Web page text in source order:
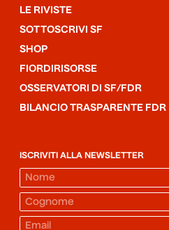
LE RIVISTE
SOTTOSCRIVI SF
SHOP
FIORDIRISORSE
OSSERVATORI DI SF/FDR
BILANCIO TRASPARENTE FDR
ISCRIVITI ALLA NEWSLETTER